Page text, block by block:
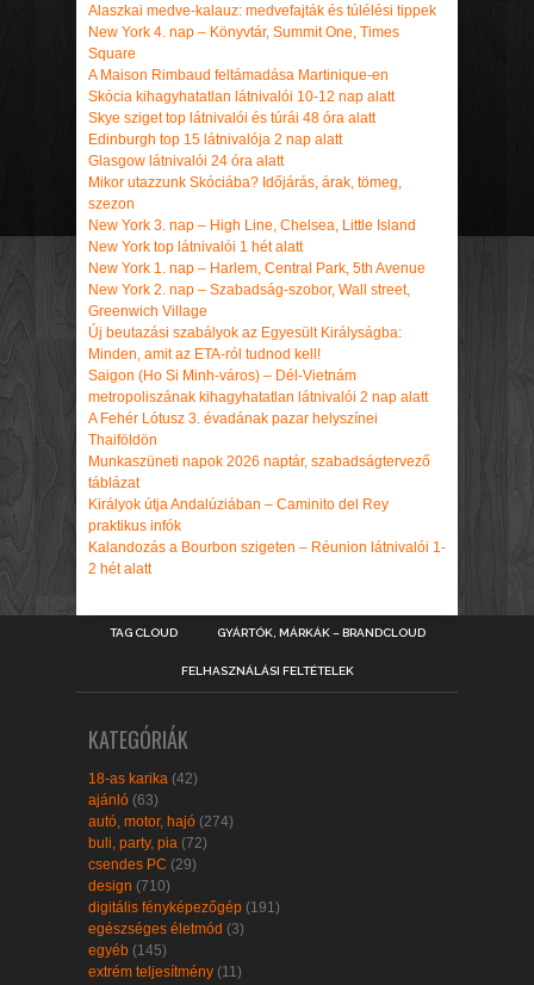
Alaszkai medve-kalauz: medvefajták és túlélési tippek
New York 4. nap – Könyvtár, Summit One, Times
Square
A Maison Rimbaud feltámadása Martinique-en
Skócia kihagyhatatlan látnivalói 10-12 nap alatt
Skye sziget top látnivalói és túrái 48 óra alatt
Edinburgh top 15 látnivalója 2 nap alatt
Glasgow látnivalói 24 óra alatt
Mikor utazzunk Skóciába? Időjárás, árak, tömeg,
szezon
New York 3. nap – High Line, Chelsea, Little Island
New York top látnivalói 1 hét alatt
New York 1. nap – Harlem, Central Park, 5th Avenue
New York 2. nap – Szabadság-szobor, Wall street,
Greenwich Village
Új beutazási szabályok az Egyesült Királyságba:
Minden, amit az ETA-ról tudnod kell!
Saigon (Ho Si Minh-város) – Dél-Vietnám
metropoliszának kihagyhatatlan látnivalói 2 nap alatt
A Fehér Lótusz 3. évadának pazar helyszínei
Thaiföldön
Munkaszüneti napok 2026 naptár, szabadságtervező
táblázat
Királyok útja Andalúziában – Caminito del Rey
praktikus infók
Kalandozás a Bourbon szigeten – Réunion látnivalói 1-
2 hét alatt
TAG CLOUD GYÁRTÓK, MÁRKÁK – BRANDCLOUD
FELHASZNÁLÁSI FELTÉTELEK
KATEGÓRIÁK
18-as karika (42)
ajánló (63)
autó, motor, hajó (274)
buli, party, pia (72)
csendes PC (29)
design (710)
digitális fényképezőgép (191)
egészséges életmód (3)
egyéb (145)
extrém teljesítmény (11)